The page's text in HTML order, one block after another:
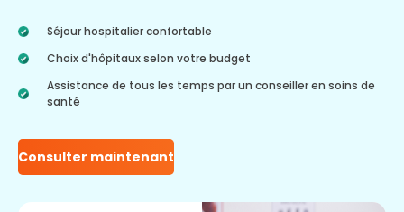
Séjour hospitalier confortable
Choix d'hôpitaux selon votre budget
Assistance de tous les temps par un conseiller en soins de
santé
Consulter maintenant